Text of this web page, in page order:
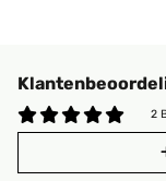
2